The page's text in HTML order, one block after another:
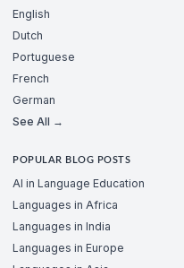
English
Dutch
Portuguese
French
German
See All →
POPULAR BLOG POSTS
AI in Language Education
Languages in Africa
Languages in India
Languages in Europe